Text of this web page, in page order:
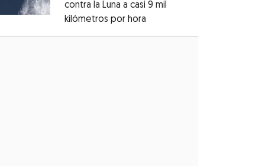
Opens in new window
contra la Luna a casi 9 mil
kilómetros por hora